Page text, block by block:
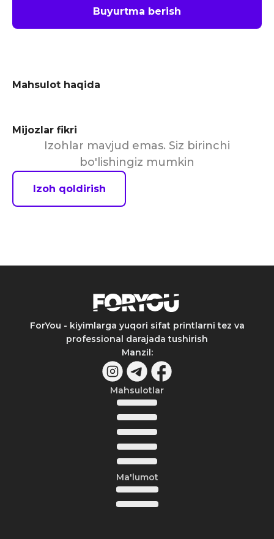
Buyurtma berish
Mahsulot haqida
Mijozlar fikri
Izohlar mavjud emas. Siz birinchi
bo'lishingiz mumkin
Izoh qoldirish
ForYou - kiyimlarga yuqori sifat printlarni tez va
professional darajada tushirish
Manzil:
Mahsulotlar
Ma'lumot